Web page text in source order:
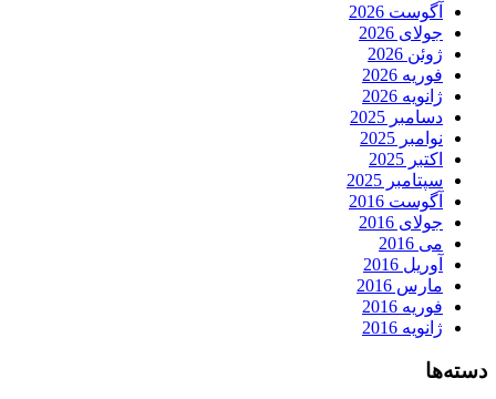
آگوست 2026
جولای 2026
ژوئن 2026
فوریه 2026
ژانویه 2026
دسامبر 2025
نوامبر 2025
اکتبر 2025
سپتامبر 2025
آگوست 2016
جولای 2016
می 2016
آوریل 2016
مارس 2016
فوریه 2016
ژانویه 2016
دسته‌ها